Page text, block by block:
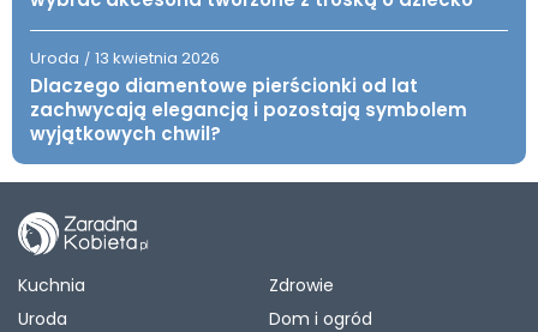
Uroda / 13 kwietnia 2026
Dlaczego diamentowe pierścionki od lat
zachwycają elegancją i pozostają symbolem
wyjątkowych chwil?
Kuchnia
Zdrowie
Uroda
Dom i ogród